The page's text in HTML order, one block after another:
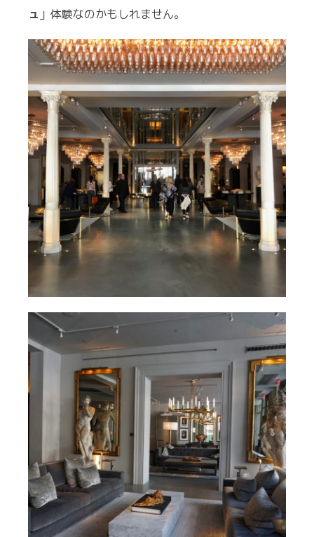
ュ 」体験なのかもしれません。